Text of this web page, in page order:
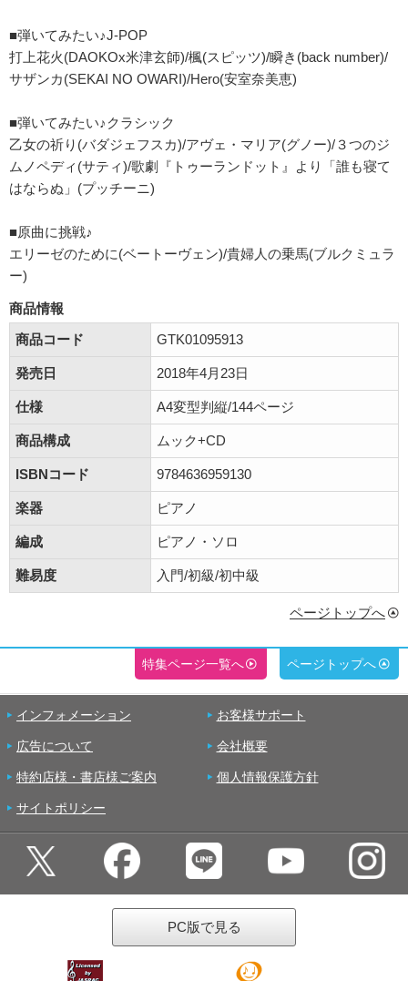
■弾いてみたい♪J-POP
打上花火(DAOKOx米津玄師)/楓(スピッツ)/瞬き(back number)/
サザンカ(SEKAI NO OWARI)/Hero(安室奈美恵)
■弾いてみたい♪クラシック
乙女の祈り(バダジェフスカ)/アヴェ・マリア(グノー)/３つのジ
ムノペディ(サティ)/歌劇『トゥーランドット』より「誰も寝て
はならぬ」(プッチーニ)
■原曲に挑戦♪
エリーゼのために(ベートーヴェン)/貴婦人の乗馬(ブルクミュラ
ー)
商品情報
商品コード
GTK01095913
発売日 2018年4月23日
仕様 A4変型判縦/144ページ
商品構成 ムック+CD
ISBNコード 9784636959130
楽器 ピアノ
編成 ピアノ・ソロ
難易度 入門/初級/初中級
ページトップへ
特集ページ一覧へ ページトップへ
インフォメーション お客様サポート
広告について 会社概要
特約店様・書店様ご案内 個人情報保護方針
サイトポリシー
PC版で見る